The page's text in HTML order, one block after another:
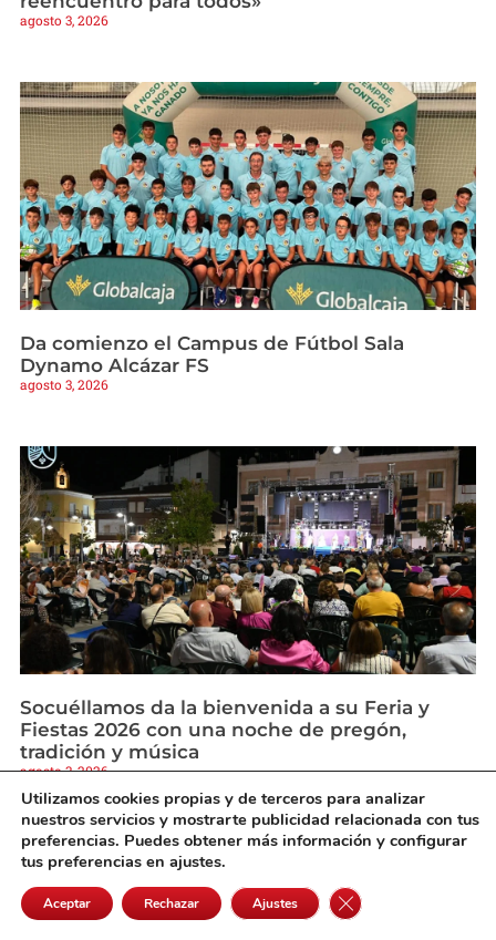
agosto 3, 2026
Da comienzo el Campus de Fútbol Sala
Dynamo Alcázar FS
agosto 3, 2026
Socuéllamos da la bienvenida a su Feria y
Fiestas 2026 con una noche de pregón,
tradición y música
agosto 3, 2026
Utilizamos cookies propias y de terceros para analizar
nuestros servicios y mostrarte publicidad relacionada con tus
preferencias. Puedes obtener más información y configurar
tus preferencias en ajustes.
Aceptar Rechazar Ajustes Cerrar el banner de